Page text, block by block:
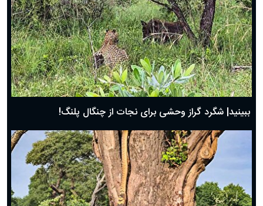
ببینید| شگرد گراز وحشی برای نجات از چنگال پلنگ!